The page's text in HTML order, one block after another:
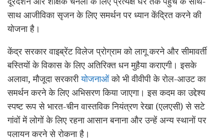
साथ आजीविका सृजन के लिए समर्थन पर ध्यान केंद्रित करने की
योजना है।
केंद्र सरकार वाइब्रेंट विलेज प्रोग्राम को लागू करने और सीमावर्ती
बस्तियों के विकास के लिए अतिरिक्त धन मुहैया कराएगी। इसके
अलावा, मौजूदा सरकारीयोजनाओंको भी वीवीपी के रोल-आउट का
समर्थन करने के लिए अभिसरण किया जाएगा। इस कदम का उद्देश्य
स्पष्ट रूप से भारत-चीन वास्तविक नियंत्रण रेखा (एलएसी) से सटे
गांवों में लोगों के लिए रहना आसान बनाना और उन्हें अन्य स्थानों पर
पलायन करने से रोकना है।